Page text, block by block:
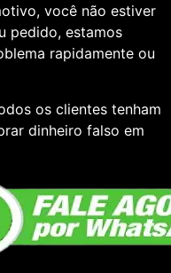
você não estiver
pedido, estamos
rapidamente ou
os clientes tenham
dinheiro falso em